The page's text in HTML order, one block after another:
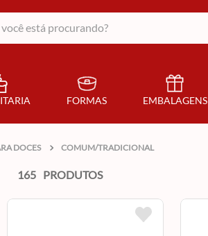
está procurando?
FORMAS EMBALAGENS
DOCES COMUM/TRADICIONAL
165 PRODUTOS